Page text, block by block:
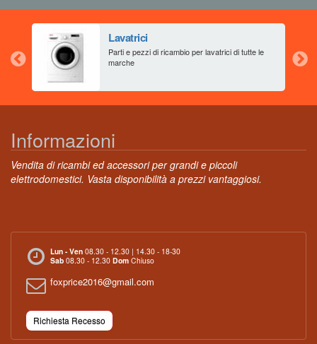
Lavatrici
Parti e pezzi di ricambio per lavatrici di tutte le
marche
Informazioni
Vendita di ricambi ed accessori per grandi e piccoli
elettrodomestici. Vasta disponibilità a prezzi vantaggiosi.
Lun - Ven 08.30 - 12.30 | 14.30 - 18-30
Sab 08.30 - 12.30 Dom Chiuso
foxprice2016@gmail.com
Richiesta Recesso